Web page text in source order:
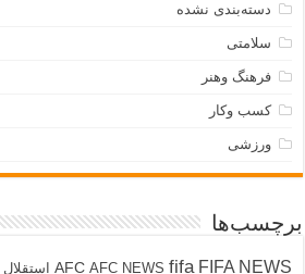
دسته‌بندی نشده
سلامتی
فرهنگ وهنر
کسب وکار
ورزشی
برچسب‌ها
AFC AFC NEWS fifa FIFA NEWS استقلال